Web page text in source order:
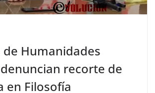
Humanidades
recorte de
en Filosofía